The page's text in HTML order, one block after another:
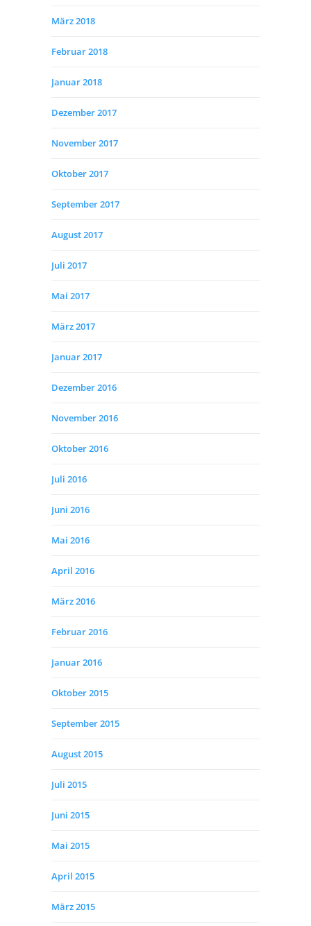
März 2018
Februar 2018
Januar 2018
Dezember 2017
November 2017
Oktober 2017
September 2017
August 2017
Juli 2017
Mai 2017
März 2017
Januar 2017
Dezember 2016
November 2016
Oktober 2016
Juli 2016
Juni 2016
Mai 2016
April 2016
März 2016
Februar 2016
Januar 2016
Oktober 2015
September 2015
August 2015
Juli 2015
Juni 2015
Mai 2015
April 2015
März 2015